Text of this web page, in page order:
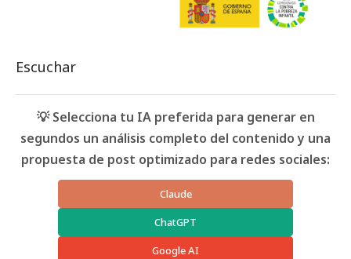
Escuchar
💡 Selecciona tu IA preferida para generar en
segundos un análisis completo del contenido y una
propuesta de post optimizado para redes sociales:
Claude
ChatGPT
Google AI